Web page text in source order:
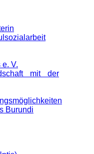
e. V.
mit der
Burundi